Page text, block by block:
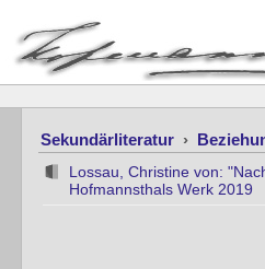
Sekundärliteratur ›
Lossau, Christine von:
Hofmannsthals Werk 2019